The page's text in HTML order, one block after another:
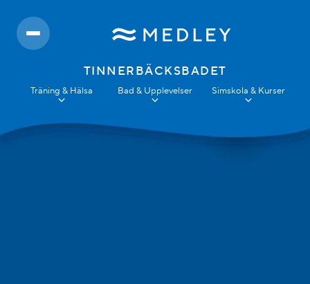
TINNERBÄCKSBADET
Träning & Hälsa Bad & Upplevelser Simskola & Kurser